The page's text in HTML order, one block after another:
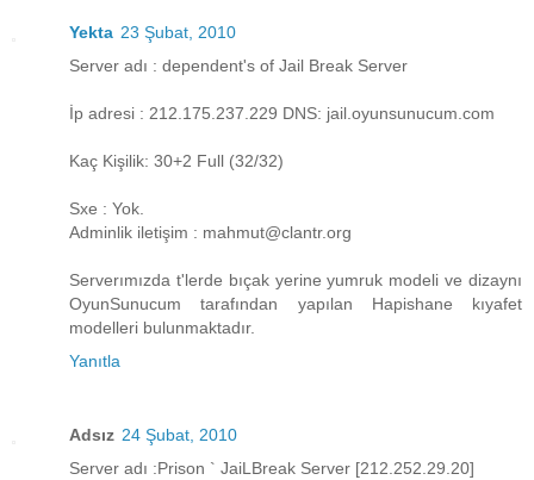
Yekta 23 Şubat, 2010
Server adı : dependent's of Jail Break Server
İp adresi : 212.175.237.229 DNS: jail.oyunsunucum.com
Kaç Kişilik: 30+2 Full (32/32)
Sxe : Yok.
Adminlik iletişim : mahmut@clantr.org
Serverımızda t'lerde bıçak yerine yumruk modeli ve dizaynı
OyunSunucum tarafından yapılan Hapishane kıyafet
modelleri bulunmaktadır.
Yanıtla
Adsız 24 Şubat, 2010
Server adı :Prison ` JaiLBreak Server [212.252.29.20]